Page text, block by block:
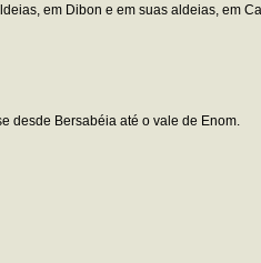
em Dibon e em suas aldeias, em
desde Bersabéia até o vale de Enom.